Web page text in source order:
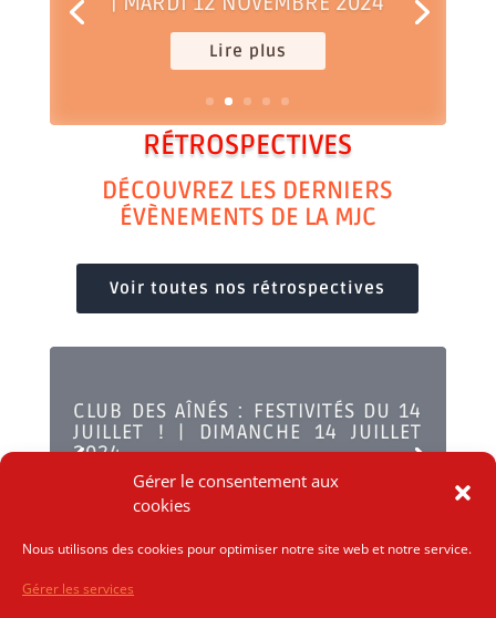
Gérer le consentement aux
cookies
Nous utilisons des cookies pour optimiser notre site web et notre service.
Gérer les services
Lire plus
RÉTROSPECTIVES
DÉCOUVREZ LES DERNIERS
ÉVÈNEMENTS DE LA MJC
Voir toutes nos rétrospectives
CLUB DES AÎNÉS : FESTIVITÉS DU 14
JUILLET ! | DIMANCHE 14 JUILLET
2024
Lire plus